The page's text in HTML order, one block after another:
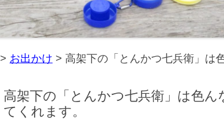
> お出かけ > 高架下の「とんかつ七兵衛」は
高架下の「とんかつ七兵衛」は色
てくれます。